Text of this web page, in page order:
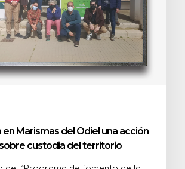
en Marismas del Odiel una acción
custodia del territorio